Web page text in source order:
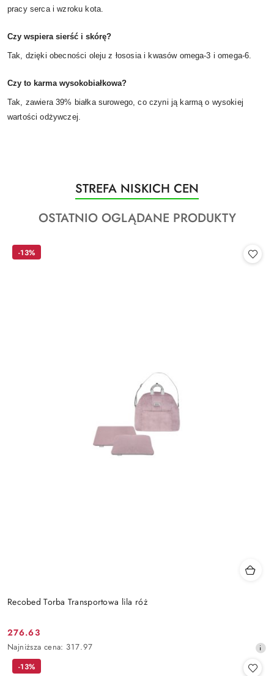
pracy serca i wzroku kota.
Czy wspiera sierść i skórę?
Tak, dzięki obecności oleju z łososia i kwasów omega-3 i omega-6.
Czy to karma wysokobiałkowa?
Tak, zawiera 39% białka surowego, co czyni ją karmą o wysokiej
wartości odżywczej.
Pomiń karuzelę produktów
Produkty
o
statusie:
STREFA NISKICH CEN
Produkty
statusie:
OSTATNIO OGLĄDANE PRODUKTY
Recobed Torba Transportowa lila róż
Cena
promocyjna:
276.63
Najniższa
cena
Najniższa cena: 317.97
-13%
-13%